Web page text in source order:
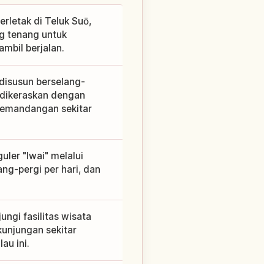
di Teluk Suō,
tenang untuk
berjalan.
berselang-
dengan
sekitar
"Iwai" melalui
pergi per hari, dan
fasilitas wisata
sekitar
ini.